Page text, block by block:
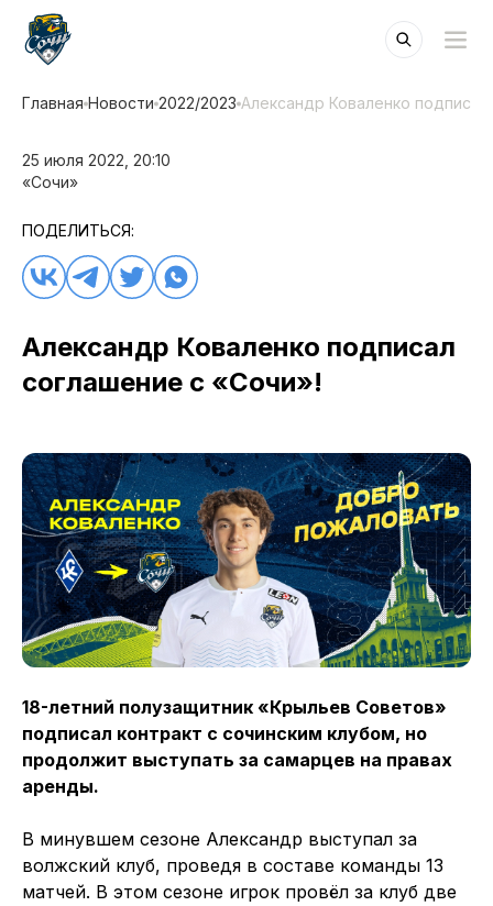
Главная Новости 2022/2023 Александр Коваленко
25 июля 2022, 20:10
«Сочи»
ПОДЕЛИТЬСЯ:
Александр Коваленко подписал
соглашение с «Сочи»!
18-летний полузащитник «Крыльев Советов»
подписал контракт с сочинским клубом, но
продолжит выступать за самарцев на правах
аренды.
В минувшем сезоне Александр выступал за
волжский клуб, проведя в составе команды 13
матчей. В этом сезоне игрок провёл за клуб две